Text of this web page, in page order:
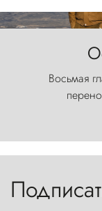
Восьмая
Торрес-